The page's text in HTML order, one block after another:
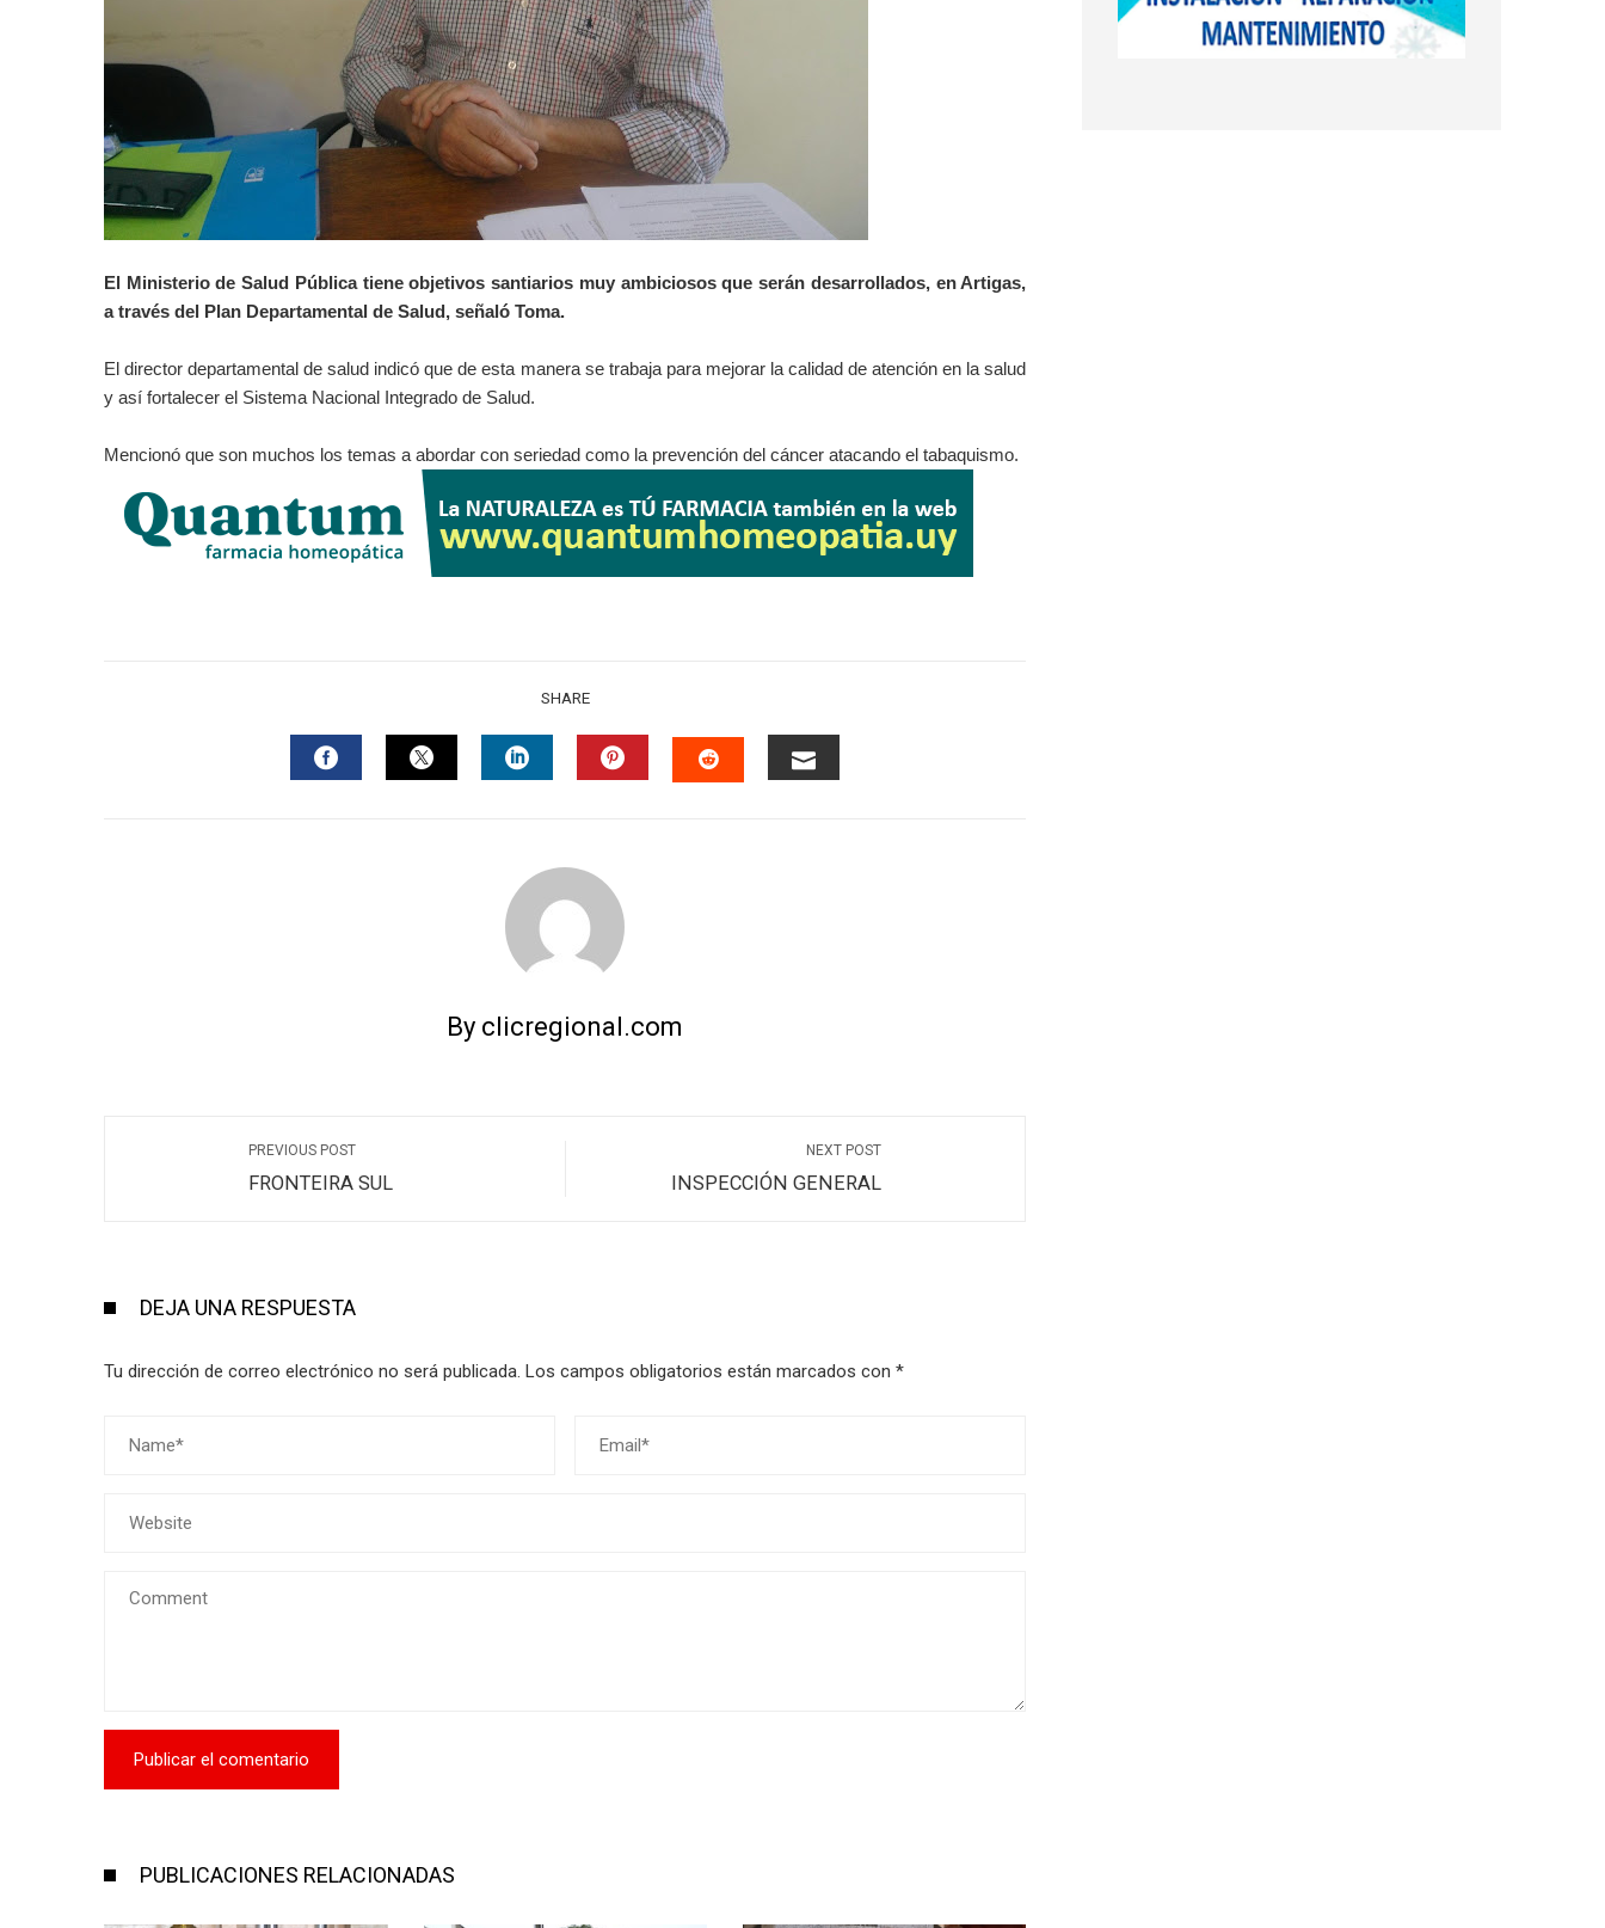
El Ministerio de Salud Pública tiene objetivos santiarios muy ambiciosos que serán desarrollados, en Artigas,
a través del Plan Departamental de Salud, señaló Toma.
El director departamental de salud indicó que de esta manera se trabaja para mejorar la calidad de atención en la salud
y así fortalecer el Sistema Nacional Integrado de Salud.
Mencionó que son muchos los temas a abordar con seriedad como la prevención del cáncer atacando el tabaquismo.
SHARE
By clicregional.com
PREVIOUS POST
FRONTEIRA SUL
NEXT POST
INSPECCIÓN GENERAL
DEJA UNA RESPUESTA
Tu dirección de correo electrónico no será publicada. Los campos obligatorios están marcados con *
PUBLICACIONES RELACIONADAS